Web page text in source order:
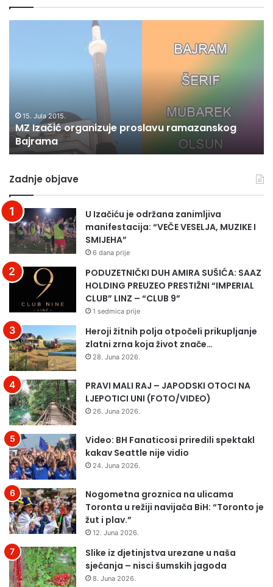
15. Jula 2015.
MZ Izačić organizuje proslavu ramazanskog
Bajrama
Zadnje objave
U Izačiću je održana zanimljiva
manifestacija: “VEČE VESELJA, MUZIKE I
SMIJEHA”
6 dana prije
PODUZETNIČKI DUH AMIRA SUŠIĆA: SAAZ
HOLDING PREUZEO PRESTIŽNI “IMPERIAL
CLUB” LINZ – “CLUB 9”
1 sedmica prije
Heroji žitnih polja otpočeli prikupljanje
zlatni zrna koja život znače…
28. Juna 2026.
PRAVI MALI RAJ – JAPODSKI OTOCI NA
LJEPOTICI UNI (FOTO/VIDEO)
26. Juna 2026.
Video: BH Fanaticosi priredili spektakl
kakav Seattle nije vidio
24. Juna 2026.
Nogometna groznica na ulicama
Toronta u režiji navijača BiH: “Toronto je
žut i plav.”
12. Juna 2026.
Slike iz djetinjstva urezane u naša
sjećanja – nisci šumskih jagoda
8. Juna 2026.